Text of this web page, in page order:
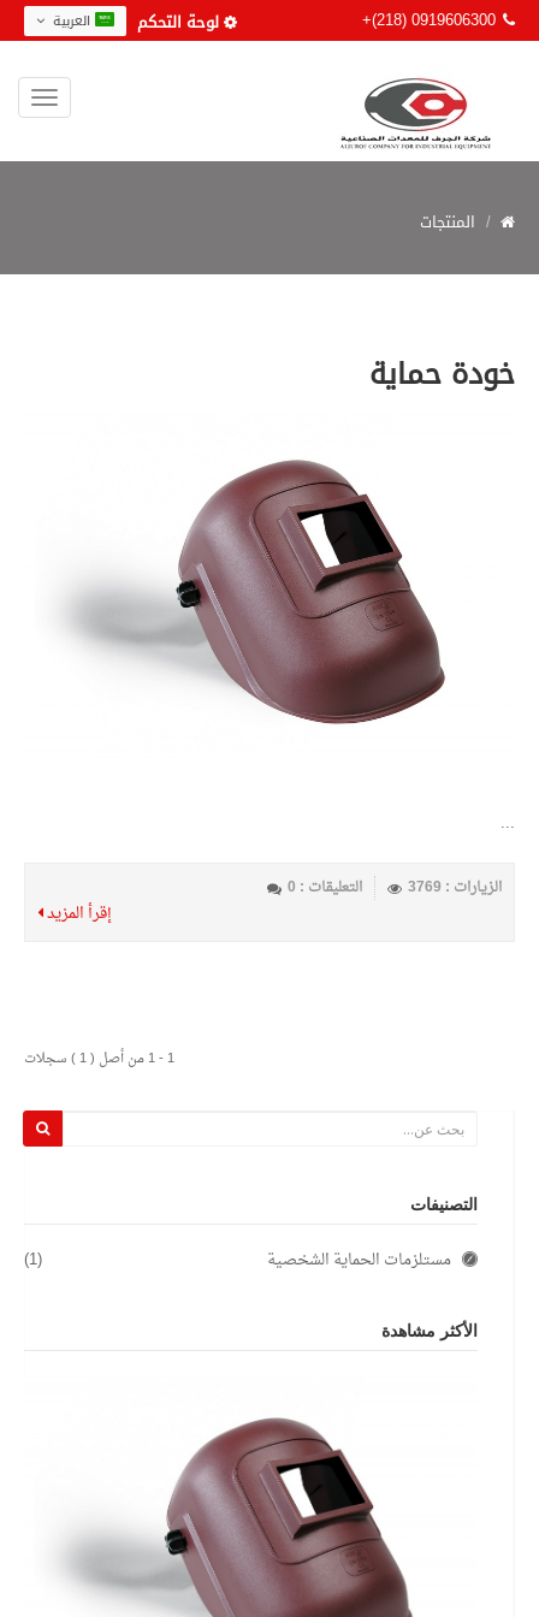
لوحة التحكم +(218) 0919606300
المنتجات
خودة حماية
...
الزيارات : 3769 التعليقات : 0
إقرأ المزيد
1 - 1 من أصل ( 1 ) سجلات
التصنيفات
مستلزمات الحماية الشخصية (1)
الأكثر مشاهدة